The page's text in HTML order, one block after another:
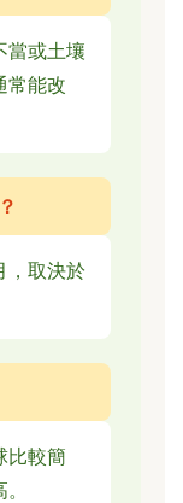
當或土壤
常能改
，取決於
比較簡